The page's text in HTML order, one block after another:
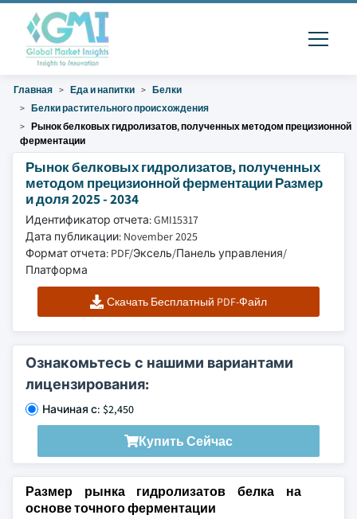
Главная Еда и напитки
Белки
Белки растительного происхождения
Рынок белковых гидролизатов, полученных методом прецизионной
ферментации
Рынок белковых гидролизатов, полученных
методом прецизионной ферментации Размер
и доля 2025 - 2034
Идентификатор отчета: GMI15317
Дата публикации: November 2025
Формат отчета: PDF/Эксель/Панель управления/
Платформа
Скачать Бесплатный PDF-Файл
Ознакомьтесь с нашими вариантами
лицензирования:
Начиная с: $2,450
Купить Сейчас
Размер рынка гидролизатов белка на
основе точного ферментации